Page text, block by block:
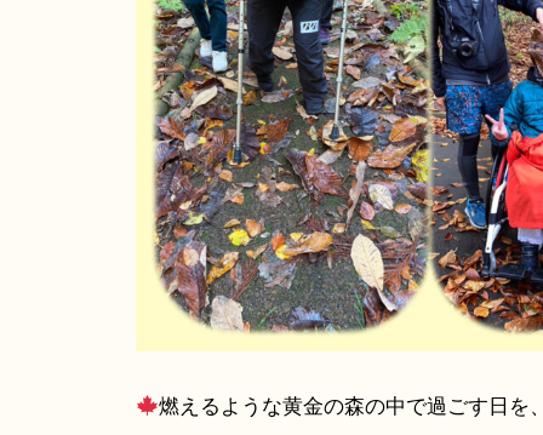
燃えるような黄金の森の中で過ごす日を